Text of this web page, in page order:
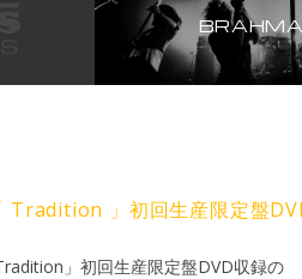
」初回生産限定盤
」初回生産限定盤DVD収録の